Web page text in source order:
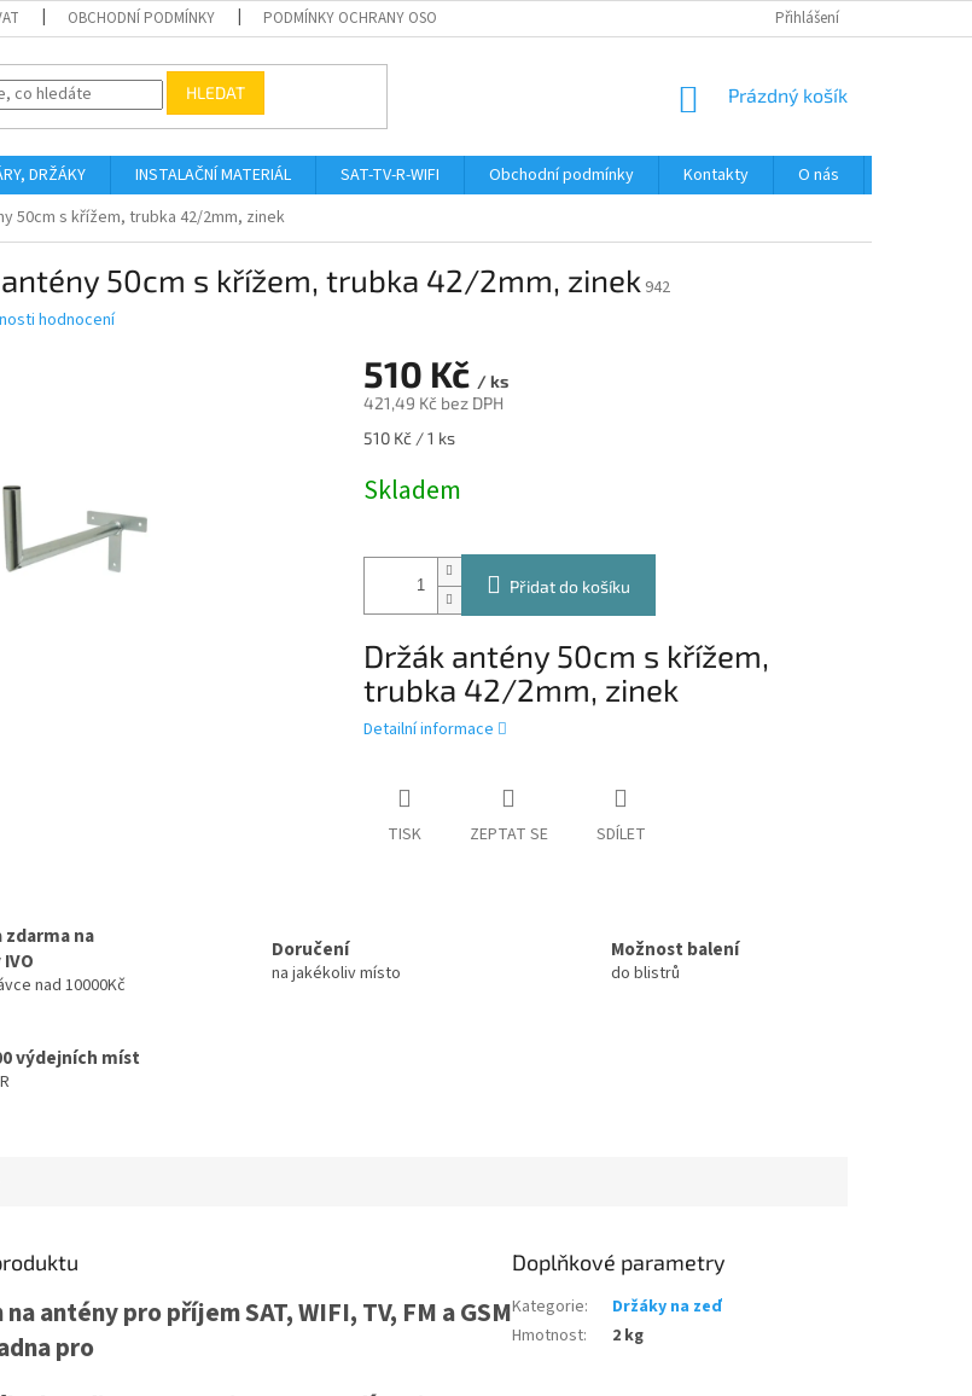
OBCHODNÍ PODMÍNKY PODMÍNKY OCHRANY OSOBNÍCH ÚDAJŮ Přihlášení
HLEDAT
NÁKUPNÍ
Prázdný košík
DRŽÁKY INSTALAČNÍ MATERIÁL SAT-TV-R-WIFI Obchodní podmínky Kontakty O nás
50cm s křížem, trubka 42/2mm, zinek
antény 50cm s křížem, trubka 42/2mm, zinek 942
hodnocení
510 Kč / ks
421,49 Kč bez DPH
Měrná
510 Kč / 1 ks
Skladem
Přidat do košíku
Držák antény 50cm s křížem,
trubka 42/2mm, zinek
Detailní informace
TISK ZEPTAT SE SDÍLET
zdarma na
nad 10000Kč
Doručení
na jakékoliv místo
Možnost balení
do blistrů
výdejních míst
antény pro příjem SAT, WIFI, TV, FM a GSM
pro
Doplňkové parametry
Kategorie:
Držáky na zeď
Hmotnost: 2 kg